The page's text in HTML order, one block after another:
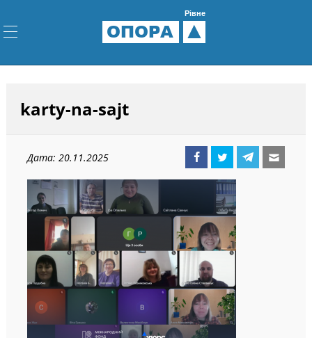
ОПОРА
Рівне
karty-na-sajt
Дата: 20.11.2025